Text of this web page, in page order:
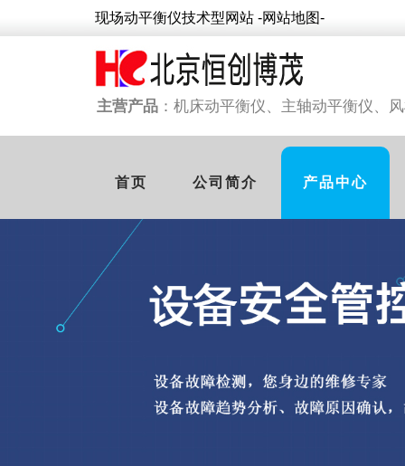
现场动平衡仪技术型网站 -网站地图-
主营产品 ：机床动平衡仪、 主轴动平衡仪、
首页 公司简介 产品中心